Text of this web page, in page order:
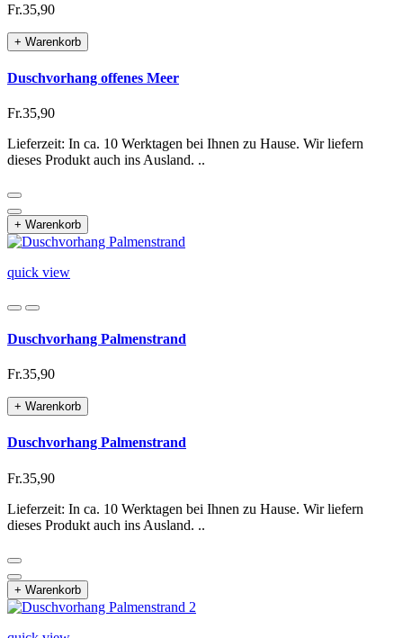
Fr.35,90
+ Warenkorb
Duschvorhang offenes Meer
Fr.35,90
Lieferzeit: In ca. 10 Werktagen bei Ihnen zu Hause. Wir liefern
dieses Produkt auch ins Ausland. ..
+ Warenkorb
quick view
Duschvorhang Palmenstrand
Fr.35,90
+ Warenkorb
Duschvorhang Palmenstrand
Fr.35,90
Lieferzeit: In ca. 10 Werktagen bei Ihnen zu Hause. Wir liefern
dieses Produkt auch ins Ausland. ..
+ Warenkorb